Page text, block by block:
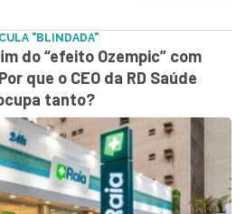
"BLINDADA"
do “efeito Ozempic” com
que o CEO da RD Saúde
tanto?